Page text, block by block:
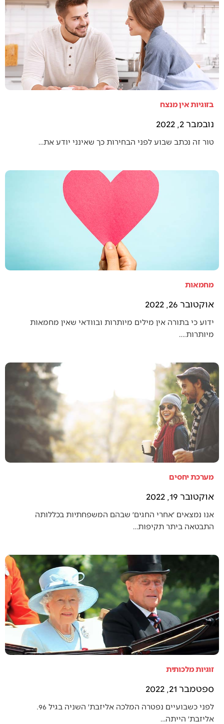
בזוגיות אין מנצח
נובמבר 2, 2022
טור זה נכתב שבוע לפני הבחירות כך שאינני יודע את…
מחמאות
אוקטובר 26, 2022
ידוע כי בתורה אין מילים מיותרות ובוודאי שאין מחמאות
מיותרות.…
מערכת יחסים
אוקטובר 19, 2022
אנו נמצאים ׳אחרי החגים׳ שבהם המשפחתיות בכללותה
התבטאה ביתר תקיפות…
זוגיות מלכותית
ספטמבר 21, 2022
לפני כשבועיים נפטרה המלכה אליזבת׳ השניה בגיל 96.
אליזבת׳ הייתה…